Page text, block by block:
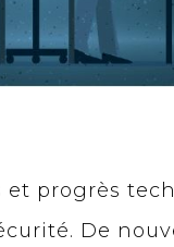
et progrès
De